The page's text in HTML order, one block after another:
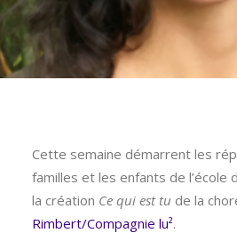
Cette semaine démarrent les
familles et les enfants de l’école
la création Ce qui est tu de la
Rimbert/Compagnie lu².